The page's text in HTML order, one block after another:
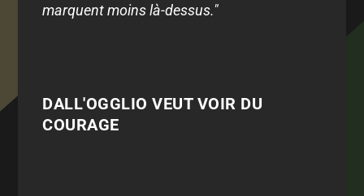
marquent moins là-dessus."
DALL'OGGLIO VEUT VOIR DU
COURAGE